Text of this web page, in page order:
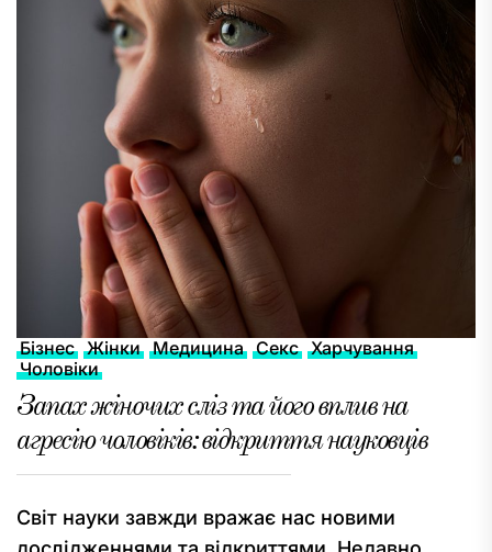
Бізнес Жінки Медицина Секс Харчування
Чоловіки
Запах жіночих сліз та його вплив на
агресію чоловіків: відкриття науковців
Світ науки завжди вражає нас новими